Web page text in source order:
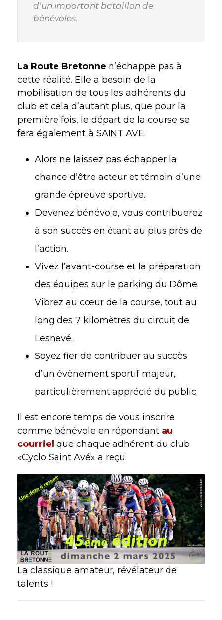
d’un important bataillon de
bénévoles.
La Route Bretonne n’échappe pas à
cette réalité. Elle a besoin de la
mobilisation de tous les adhérents du
club et cela d’autant plus, que pour la
première fois, le départ de la course se
fera également à SAINT AVE.
Alors ne laissez pas échapper la
chance d’être acteur et témoin d’une
grande épreuve sportive.
Devenez bénévole, vous contribuerez
à son succès en étant au plus près de
l’action.
Vivez l’avant-course et la préparation
des équipes sur le parking du Dôme.
Vibrez au cœur de la course, tout au
long des 7 kilomètres du circuit de
Lesnevé.
Soyez fier de contribuer au succès
d’un évènement sportif majeur,
particulièrement apprécié du public.
Il est encore temps de vous inscrire
comme bénévole en répondant au
courriel que chaque adhérent du club
«Cyclo Saint Avé» a reçu.
La classique amateur, révélateur de
talents !